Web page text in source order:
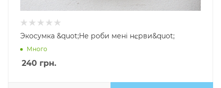
Экосумка &quot;Не роби менi нєрви&quot;
Много
240 грн.